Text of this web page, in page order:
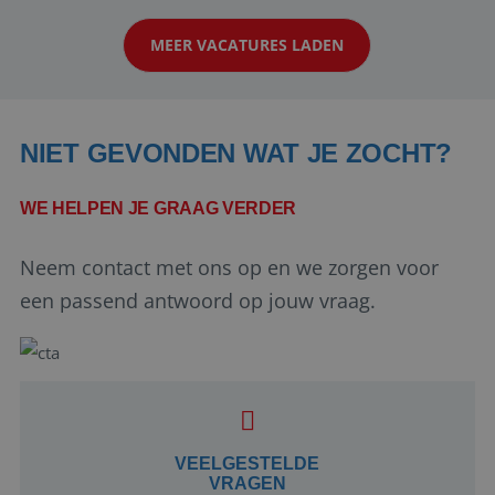
naar een enthousiaste, leergie...
MEER VACATURES LADEN
NIET GEVONDEN WAT JE ZOCHT?
WE HELPEN JE GRAAG VERDER
Neem contact met ons op en we zorgen voor
een passend antwoord op jouw vraag.
VEELGESTELDE
VRAGEN
Google Privacy Policy